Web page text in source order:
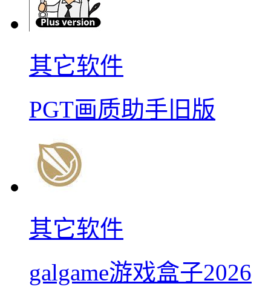
其它软件
PGT画质助手旧版
其它软件
galgame游戏盒子2026